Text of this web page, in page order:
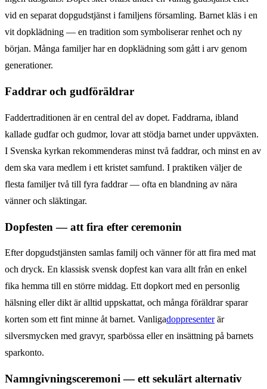
vid en separat dopgudstjänst i familjens församling. Barnet kläs i en
vit dopklädning — en tradition som symboliserar renhet och ny
början. Många familjer har en dopklädning som gått i arv genom
generationer.
Faddrar och gudföräldrar
Faddertraditionen är en central del av dopet. Faddrarna, ibland
kallade gudfar och gudmor, lovar att stödja barnet under uppväxten.
I Svenska kyrkan rekommenderas minst två faddrar, och minst en av
dem ska vara medlem i ett kristet samfund. I praktiken väljer de
flesta familjer två till fyra faddrar — ofta en blandning av nära
vänner och släktingar.
Dopfesten — att fira efter ceremonin
Efter dopgudstjänsten samlas familj och vänner för att fira med mat
och dryck. En klassisk svensk dopfest kan vara allt från en enkel
fika hemma till en större middag. Ett dopkort med en personlig
hälsning eller dikt är alltid uppskattat, och många föräldrar sparar
korten som ett fint minne åt barnet. Vanligadoppresenterär
silversmycken med gravyr, sparbössa eller en insättning på barnets
sparkonto.
Namngivningsceremoni — ett sekulärt alternativ